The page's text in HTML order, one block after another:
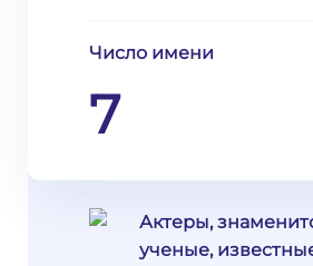
Число имени
7
Актеры,
ученые,